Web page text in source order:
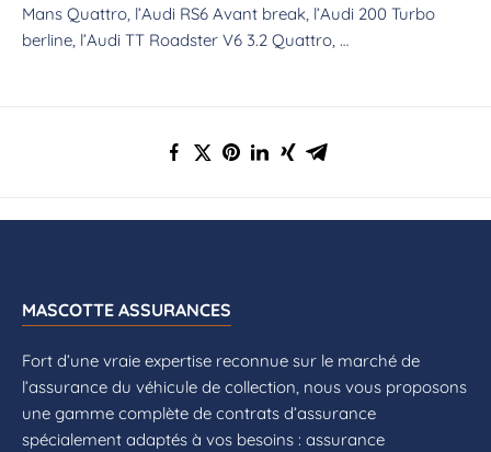
Mans Quattro, l’Audi RS6 Avant break, l’Audi 200 Turbo
berline, l’Audi TT Roadster V6 3.2 Quattro, …
MASCOTTE ASSURANCES
Fort d’une vraie expertise reconnue sur le marché de
l’assurance du véhicule de collection, nous vous proposons
une gamme complète de contrats d’assurance
spécialement adaptés à vos besoins : assurance